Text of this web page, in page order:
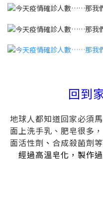
回到
地球人都知道回家必須
面上洗手乳、肥皂很多
面活性劑 、 合成殺菌劑
經過高溫皂化，製作